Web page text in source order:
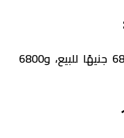
عيار 21 اليوم: 6850 جنيهًا للبيع، و6800